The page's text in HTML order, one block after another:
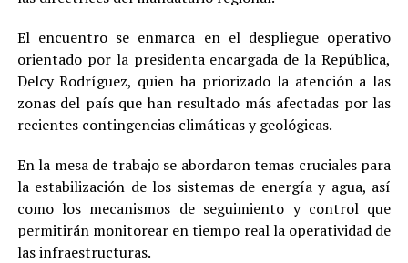
El encuentro se enmarca en el despliegue operativo
orientado por la presidenta encargada de la República,
Delcy Rodríguez, quien ha priorizado la atención a las
zonas del país que han resultado más afectadas por las
recientes contingencias climáticas y geológicas.
En la mesa de trabajo se abordaron temas cruciales para
la estabilización de los sistemas de energía y agua, así
como los mecanismos de seguimiento y control que
permitirán monitorear en tiempo real la operatividad de
las infraestructuras.